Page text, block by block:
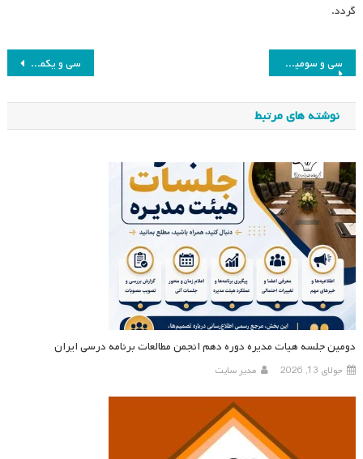
گردد.
راهبری
نوشته
سی‌ و یکمین جلسه هیئت مدیره انجمن مطالعات برنامه درسی ایران سی و سومین جلسه هیئت مدیره انجمن مطالعات برنامه درسی ایران
نوشته های مرتبط
دومین جلسه هیات مدیره دوره دهم انجمن مطالعات برنامه درسی ایران
جولای 13, 2026 مدیر سایت